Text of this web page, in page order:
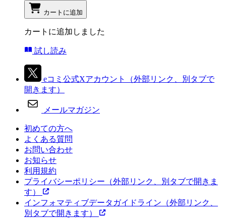
カートに追加
カートに追加しました
試し読み
eコミ公式Xアカウント
（外部リンク、別タブで
開きます）
メールマガジン
初めての方へ
よくある質問
お問い合わせ
お知らせ
利用規約
プライバシーポリシー （外部リンク、別タブで開きま
す）
インフォマティブデータガイドライン （外部リンク、
別タブで開きます）